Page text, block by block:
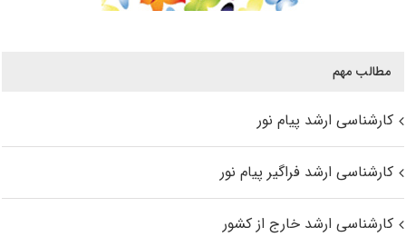
مطالب مهم
کارشناسی ارشد پیام نور
کارشناسی ارشد فراگیر پیام نور
کارشناسی ارشد خارج از کشور